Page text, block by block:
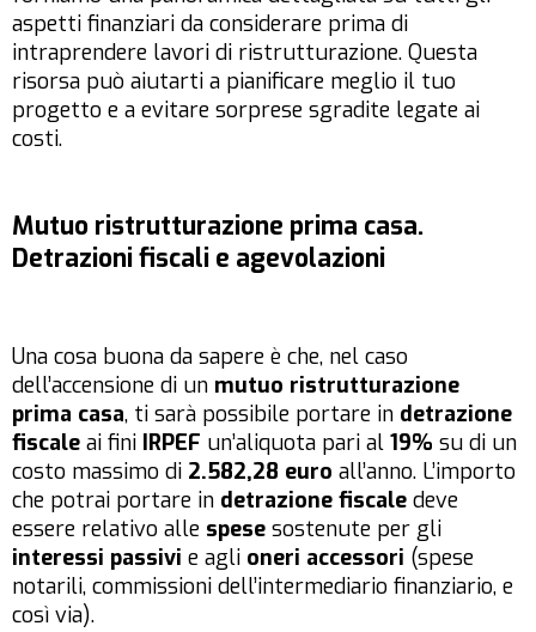
aspetti finanziari da considerare prima di
intraprendere lavori di ristrutturazione. Questa
risorsa può aiutarti a pianificare meglio il tuo
progetto e a evitare sorprese sgradite legate ai
costi.
Mutuo ristrutturazione prima casa.
Detrazioni fiscali e agevolazioni
Una cosa buona da sapere è che, nel caso
dell’accensione di un mutuo ristrutturazione
prima casa, ti sarà possibile portare in detrazione
fiscale ai fini IRPEF un’aliquota pari al 19% su di un
costo massimo di 2.582,28 euro all’anno. L’importo
che potrai portare in detrazione fiscale deve
essere relativo alle spese sostenute per gli
interessi passivi e agli oneri accessori (spese
notarili, commissioni dell’intermediario finanziario, e
così via).